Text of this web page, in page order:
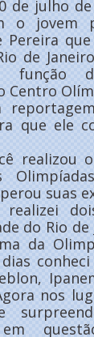
de julho
o jovem
Pereira
de
função
Centro
que ele
realizou
suas
realizei
do Rio
da
nos